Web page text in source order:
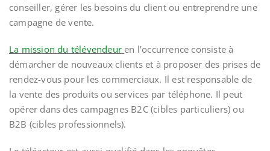
conseiller, gérer les besoins du client ou entreprendre une
campagne de vente.
La mission du télévendeur en l’occurrence consiste à
démarcher de nouveaux clients et à proposer des prises de
rendez-vous pour les commerciaux. Il est responsable de
la vente des produits ou services par téléphone. Il peut
opérer dans des campagnes B2C (cibles particuliers) ou
B2B (cibles professionnels).